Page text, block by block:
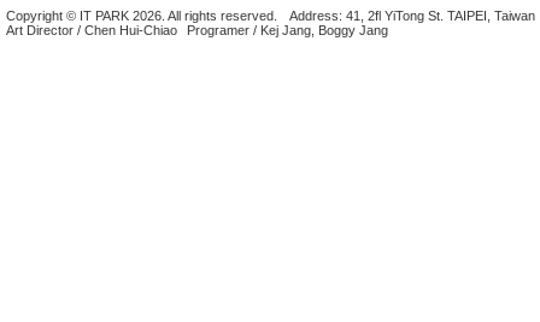
Copyright © IT PARK 2026. All rights reserved.
Address: 41, 2fl YiTong St. TAIPEI, Taiwan
Art Director / Chen Hui-Chiao
Programer / Kej Jang, Boggy Jang